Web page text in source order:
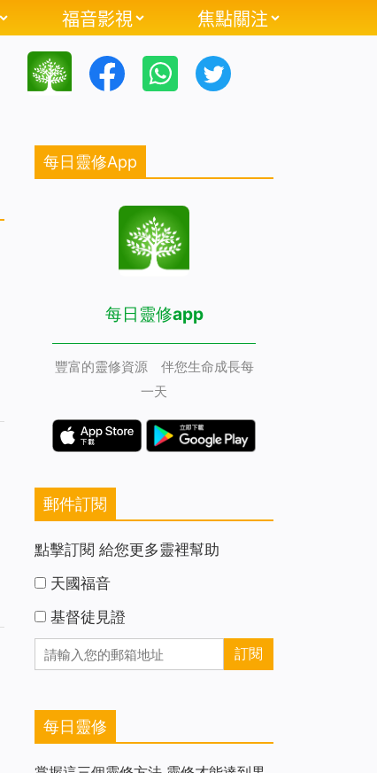
福音影視 焦點關注
每日靈修App
每日靈修app
豐富的靈修資源 伴您生命成長每
一天
郵件訂閱
點擊訂閱 給您更多靈裡幫助
天國福音
基督徒見證
每日靈修